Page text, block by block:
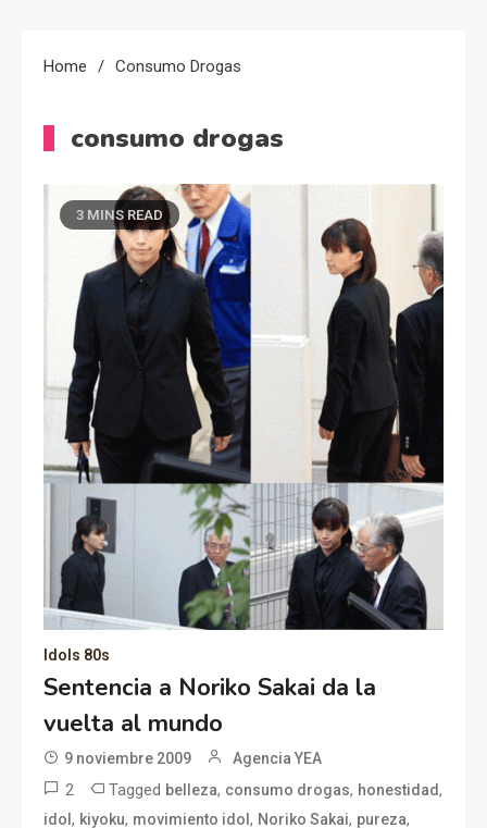
Home Consumo Drogas
consumo drogas
3 MINS READ
Idols 80s
Sentencia a Noriko Sakai da la
vuelta al mundo
9 noviembre 2009 Agencia YEA
2 Tagged belleza, consumo drogas, honestidad,
idol, kiyoku, movimiento idol, Noriko Sakai, pureza,